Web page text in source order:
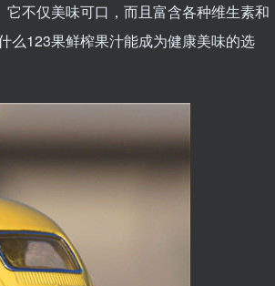
不仅美味可口，而且富含各种维生素和
么123果鲜榨果汁能成为健康美味的选